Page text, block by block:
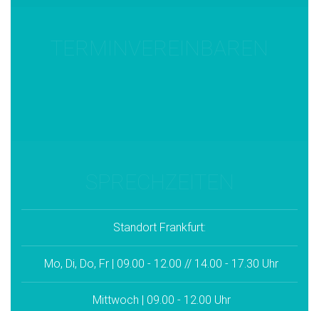
Standort Frankfurt:
Mo, Di, Do, Fr | 09.00 - 12.00 // 14.00 - 17.30 Uhr
Mittwoch | 09.00 - 12.00 Uhr